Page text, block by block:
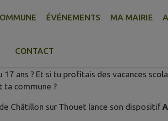
ÉVÉNEMENTS MA MAIRIE
CONTACT
mai 2026 - Châtillon sur Thouet
17 ans ? Et si tu profitais des vacances
ta commune ?
Châtillon sur Thouet lance son dispositif